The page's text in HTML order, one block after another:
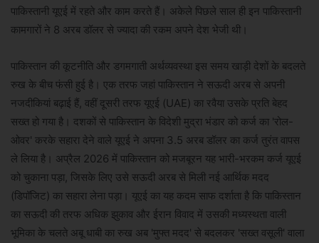
पाकिस्तानी यूएई में रहते और काम करते हैं। अकेले पिछले साल ही इन पाकिस्तानी
कामगारों ने 8 अरब डॉलर से ज्यादा की रकम अपने देश भेजी थी।
पाकिस्तान की कूटनीति और डगमगाती अर्थव्यवस्था इस समय खाड़ी देशों के बदलते
रुख के बीच फंसी हुई है। एक तरफ जहां पाकिस्तान ने सऊदी अरब से अपनी
नजदीकियां बढ़ाई हैं, वहीं दूसरी तरफ यूएई (UAE) का रवैया उसके प्रति बेहद
सख्त हो गया है। दशकों से पाकिस्तान के विदेशी मुद्रा भंडार को कर्ज का 'रोल-
ओवर' करके सहारा देने वाले यूएई ने अपना 3.5 अरब डॉलर का कर्ज तुरंत वापस
ले लिया है। अप्रैल 2026 में पाकिस्तान को मजबूरन यह भारी-भरकम कर्ज यूएई
को चुकाना पड़ा, जिसके लिए उसे सऊदी अरब से मिली नई आर्थिक मदद
(डिपॉजिट) का सहारा लेना पड़ा। यूएई का यह कदम साफ दर्शाता है कि पाकिस्तान
का सऊदी की तरफ अधिक झुकाव और ईरान विवाद में उसकी मध्यस्थता वाली
भूमिका के चलते अबू धाबी का रुख अब 'मुफ्त मदद' से बदलकर 'सख्त वसूली' वाला